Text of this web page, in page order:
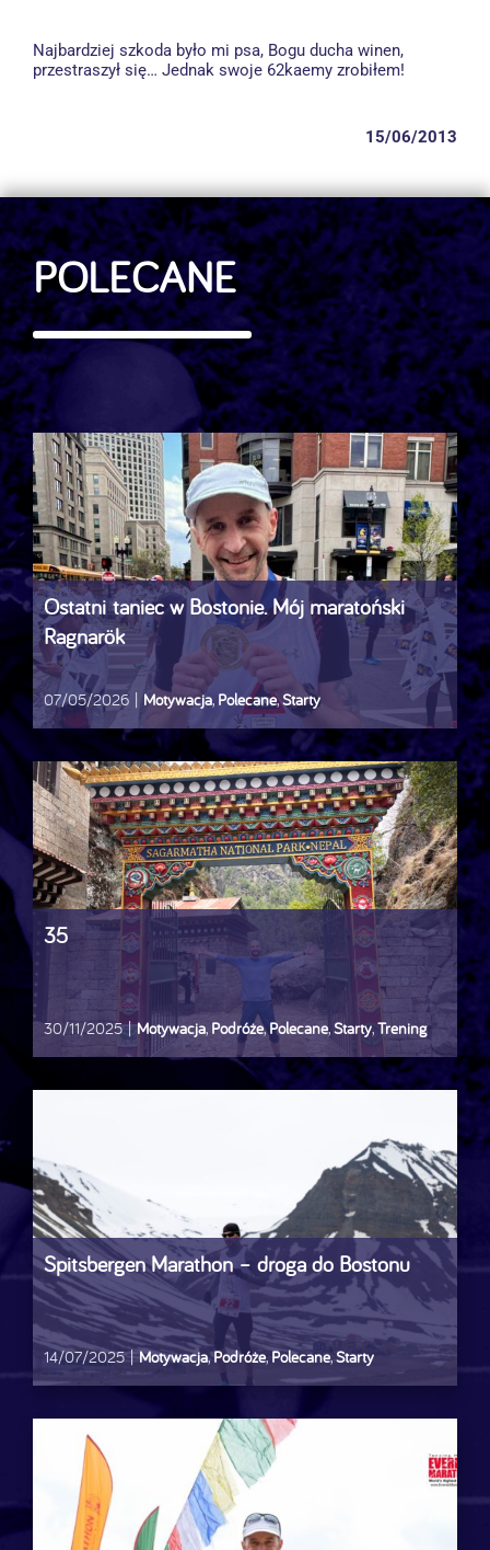
Najbardziej szkoda było mi psa, Bogu ducha winen,
przestraszył się… Jednak swoje 62kaemy zrobiłem!
15/06/2013
POLECANE
Ostatni taniec w Bostonie. Mój maratoński
Ragnarök
07/05/2026 | Motywacja, Polecane,Starty
35
30/11/2025 | Motywacja, Podróże,Polecane,Starty,Trening
Spitsbergen Marathon – droga do Bostonu
14/07/2025 | Motywacja,Podróże,Polecane,Starty